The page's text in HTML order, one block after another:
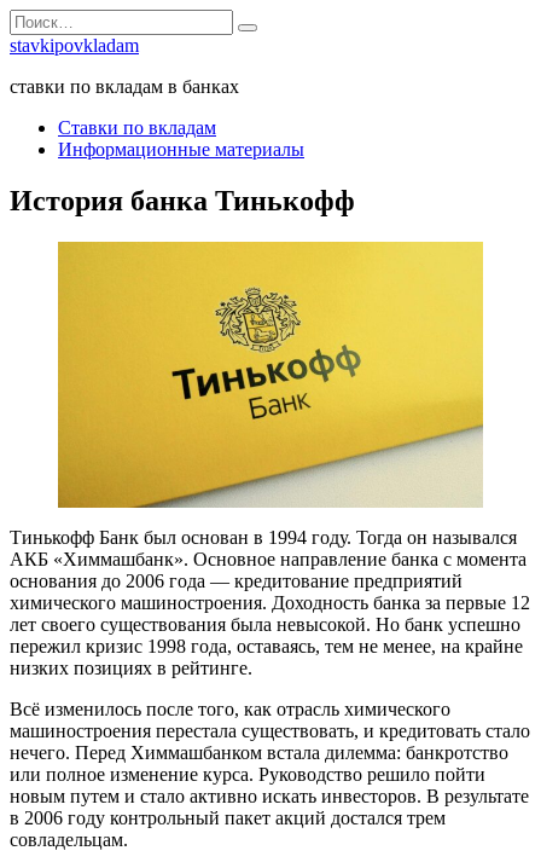
Перейти
к
содержанию
Search
for:
stavkipovkladam
ставки по вкладам в банках
Ставки по вкладам
Информационные материалы
История банка Тинькофф
Тинькофф Банк был основан в 1994 году. Тогда он назывался
АКБ «Химмашбанк». Основное направление банка с момента
основания до 2006 года — кредитование предприятий
химического машиностроения. Доходность банка за первые 12
лет своего существования была невысокой. Но банк успешно
пережил кризис 1998 года, оставаясь, тем не менее, на крайне
низких позициях в рейтинге.
Всё изменилось после того, как отрасль химического
машиностроения перестала существовать, и кредитовать стало
нечего. Перед Химмашбанком встала дилемма: банкротство
или полное изменение курса. Руководство решило пойти
новым путем и стало активно искать инвесторов. В результате
в 2006 году контрольный пакет акций достался трем
совладельцам.